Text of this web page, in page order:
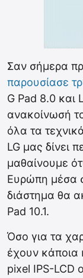
Σαν σήμερα
παρουσίασε
G Pad 8.0 και
ανακοίνωσή
όλα τα
LG μας δίνει
μαθαίνουμε
Ευρώπη μέσα
διάστημα θα
Pad 10.1.
Όσο για τα
έχουν κάποια
pixel IPS-LCD